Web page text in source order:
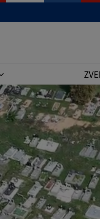
manual that